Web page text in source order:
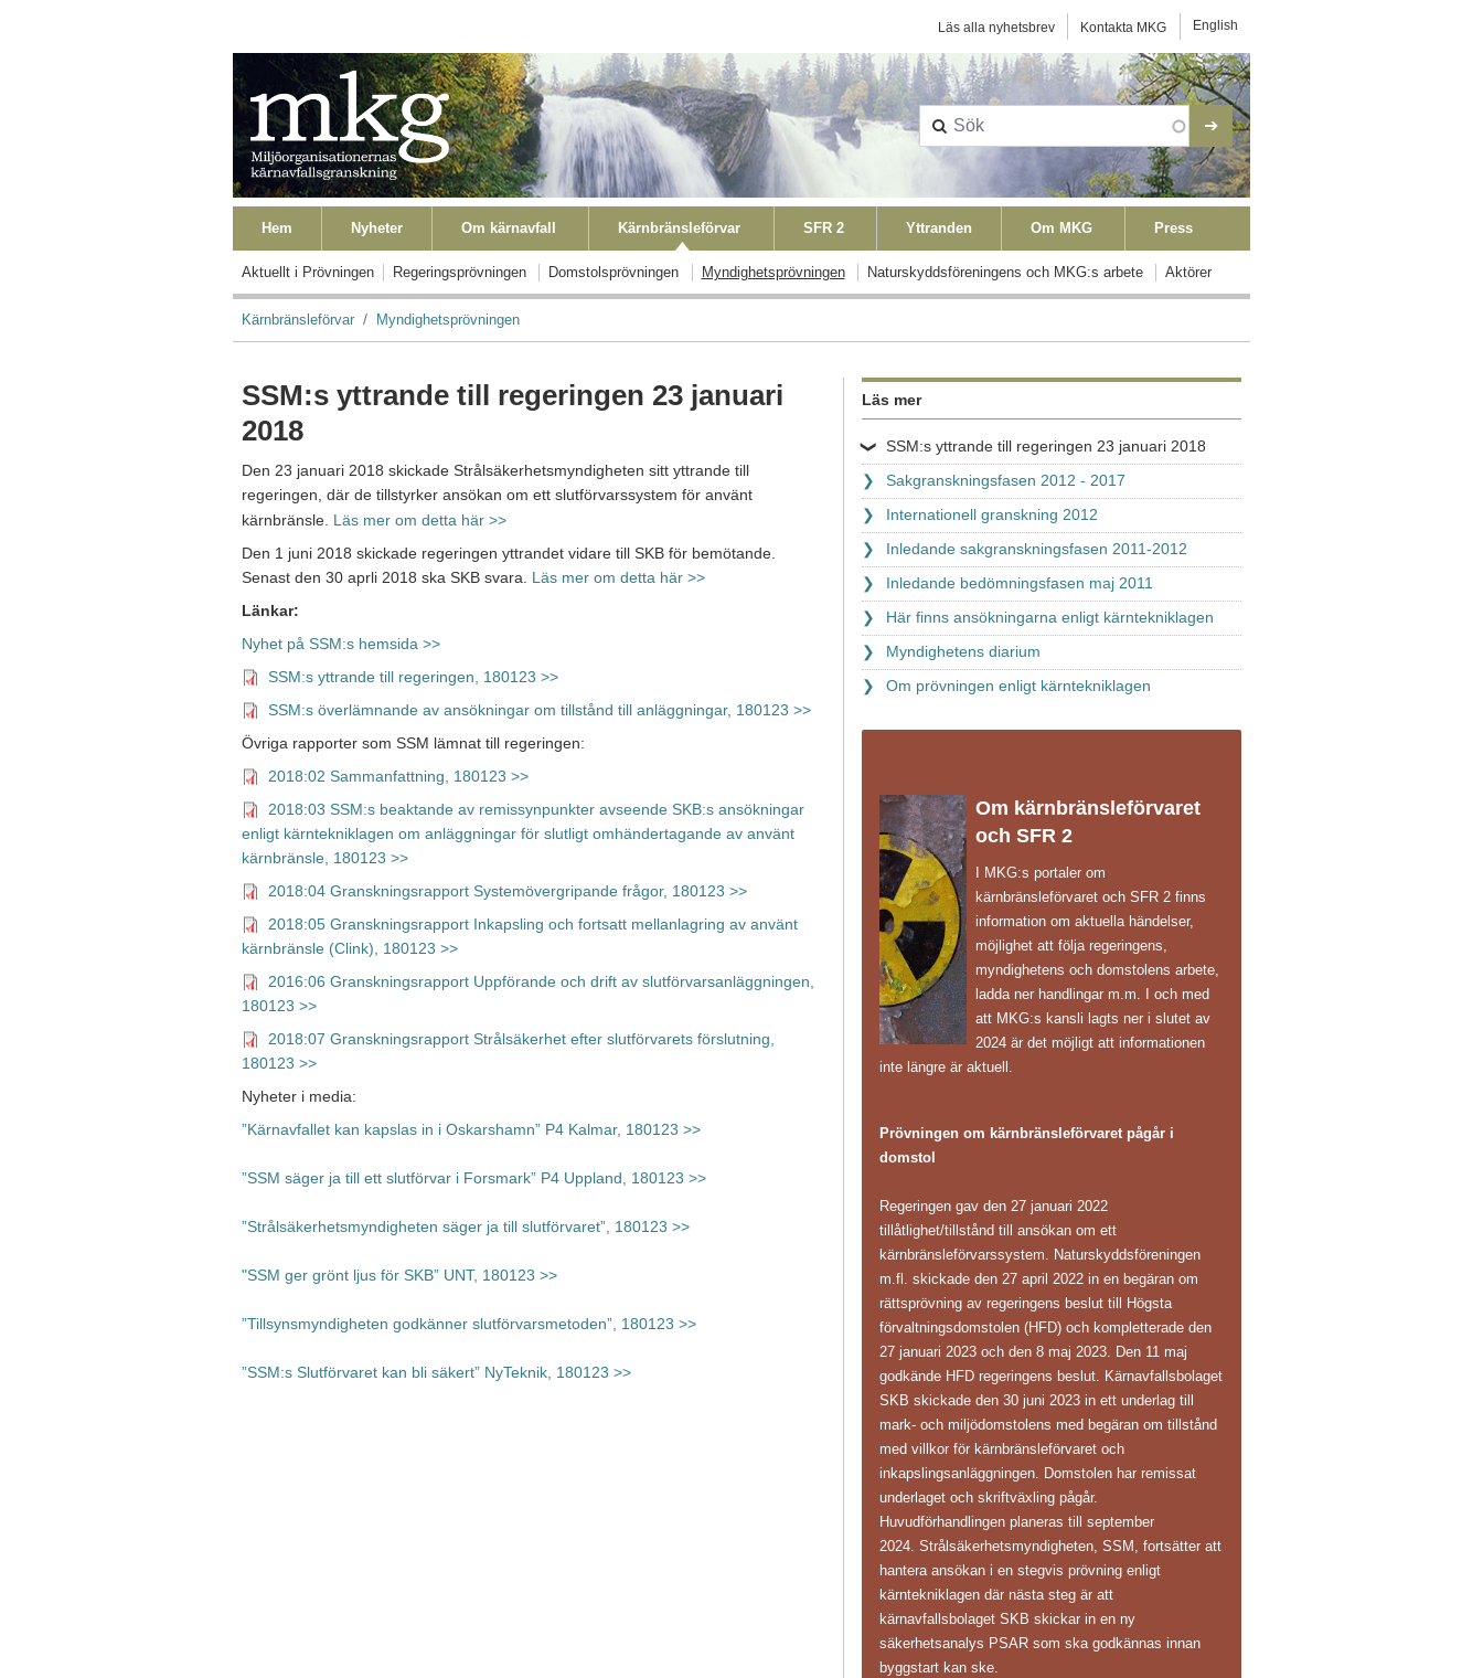
Läs alla nyhetsbrev Kontakta MKG English
Primära länkar
Hem Nyheter Om kärnavfall Kärnbränsleförvar SFR 2 Yttranden Om MKG Press
Primära länkar Level2
Aktuellt i Prövningen Regeringsprövningen Domstolsprövningen Myndighetsprövningen Naturskyddsföreningens och MKG:s arbete Aktörer
Länkstig
Kärnbränsleförvar Myndighetsprövningen
SSM:s yttrande till regeringen 23 januari
2018
Den 23 januari 2018 skickade Strålsäkerhetsmyndigheten sitt yttrande till
regeringen, där de tillstyrker ansökan om ett slutförvarssystem för använt
kärnbränsle. Läs mer om detta här >>
Den 1 juni 2018 skickade regeringen yttrandet vidare till SKB för bemötande.
Senast den 30 aprli 2018 ska SKB svara.
Läs mer om detta här >>
Länkar:
Nyhet på SSM:s hemsida >>
SSM:s yttrande till regeringen, 180123 >>
SSM:s överlämnande av ansökningar om tillstånd till anläggningar, 180123 >>
Övriga rapporter som SSM lämnat till regeringen:
2018:02 Sammanfattning, 180123 >>
2018:03 SSM:s beaktande av remissynpunkter avseende SKB:s ansökningar
enligt kärntekniklagen om anläggningar för slutligt omhändertagande av använt
kärnbränsle, 180123 >>
2018:04 Granskningsrapport Systemövergripande frågor, 180123 >>
2018:05 Granskningsrapport Inkapsling och fortsatt mellanlagring av använt
kärnbränsle (Clink), 180123 >>
2016:06 Granskningsrapport Uppförande och drift av slutförvarsanläggningen,
180123 >>
2018:07 Granskningsrapport Strålsäkerhet efter slutförvarets förslutning,
180123 >>
Nyheter i media:
”Kärnavfallet kan kapslas in i Oskarshamn” P4 Kalmar, 180123 >>
”SSM säger ja till ett slutförvar i Forsmark” P4 Uppland, 180123 >>
”Strålsäkerhetsmyndigheten säger ja till slutförvaret”, 180123 >>
"SSM ger grönt ljus för SKB” UNT, 180123 >>
”Tillsynsmyndigheten godkänner slutförvarsmetoden”, 180123 >>
”SSM:s Slutförvaret kan bli säkert” NyTeknik, 180123 >>
Läs mer
SSM:s yttrande till regeringen 23 januari 2018
Sakgranskningsfasen 2012 - 2017
Internationell granskning 2012
Inledande sakgranskningsfasen 2011-2012
Inledande bedömningsfasen maj 2011
Här finns ansökningarna enligt kärntekniklagen
Myndighetens diarium
Om prövningen enligt kärntekniklagen
Om kärnbränsleförvaret
och SFR 2
I MKG:s portaler om
kärnbränsleförvaret och SFR 2 finns
information om aktuella händelser,
möjlighet att följa regeringens,
myndighetens och domstolens arbete,
ladda ner handlingar m.m. I och med
att MKG:s kansli lagts ner i slutet av
2024 är det möjligt att informationen
inte längre är aktuell.
Prövningen om kärnbränsleförvaret pågår i
domstol
Regeringen gav den 27 januari 2022
tillåtlighet/tillstånd till ansökan om ett
kärnbränsleförvarssystem. Naturskyddsföreningen
m.fl. skickade den 27 april 2022 in en begäran om
rättsprövning av regeringens beslut till Högsta
förvaltningsdomstolen (HFD) och kompletterade den
27 januari 2023 och den 8 maj 2023. Den 11 maj
godkände HFD regeringens beslut. Kärnavfallsbolaget
SKB skickade den 30 juni 2023 in ett underlag till
mark- och miljödomstolens med begäran om tillstånd
med villkor för kärnbränsleförvaret och
inkapslingsanläggningen. Domstolen har remissat
underlaget och skriftväxling pågår.
Huvudförhandlingen planeras till september
2024. Strålsäkerhetsmyndigheten, SSM, fortsätter att
hantera ansökan i en stegvis prövning enligt
kärntekniklagen där nästa steg är att
kärnavfallsbolaget SKB skickar in en ny
säkerhetsanalys PSAR som ska godkännas innan
byggstart kan ske.